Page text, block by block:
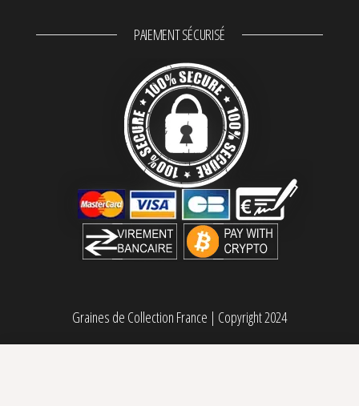
PAIEMENT SÉCURISÉ
Graines de Collection France | Copyright 2024